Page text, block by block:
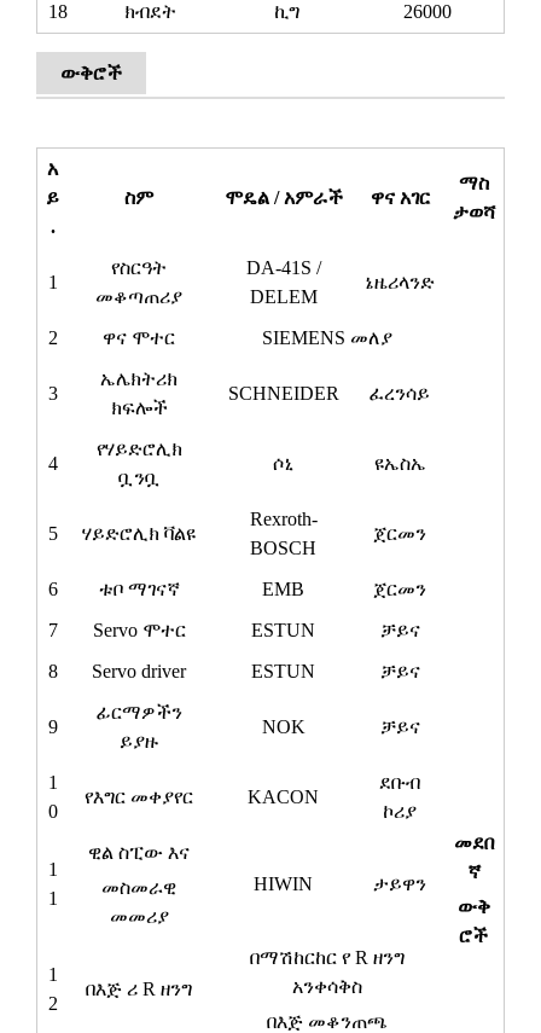
18
ክብደት ኪግ 26000
ውቅሮች
አ
ይ
.
ስም ሞዴል / አምራች ዋና አገር
ማስ
ታወሻ
1
የስርዓት
መቆጣጠሪያ
DA-41S /
DELEM
ኔዜሪላንድ
መደበ
ኛ
ውቅ
ሮች
2 ዋና ሞተር SIEMENS መለያ
3
ኤሌክትሪክ
ክፍሎች
SCHNEIDER ፈረንሳይ
4
የሃይድሮሊክ
ቧንቧ
ሶኒ ዩኤስኤ
5 ሃይድሮሊክ ቫልዩ
Rexroth-
BOSCH
ጀርመን
6 ቱቦ ማገናኛ EMB
ጀርመን
7
Servo ሞተር ESTUN
ቻይና
8
Servo driver ESTUN ቻይና
9
ፊርማዎችን
ይያዙ
NOK ቻይና
1
0
የእግር መቀያየር KACON
ደቡብ
ኮሪያ
1
1
ዊል ስፒው እና
መስመራዊ
መመሪያ
HIWIN ታይዋን
1
2
በእጅ ሪ R ዘንግ
በማሽከርከር የ R ዘንግ
አንቀሳቅስ
በእጅ መቆንጠጫ